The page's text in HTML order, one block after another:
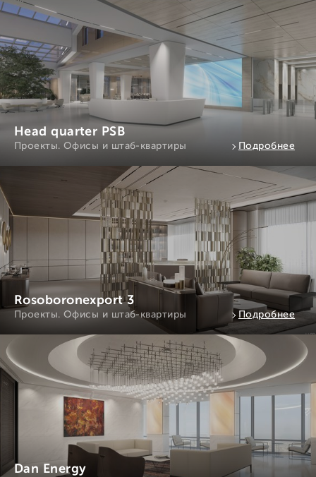
Head quarter PSB
Проекты. Офисы и штаб-квартиры Подробнее
Rosoboronexport 3
Проекты. Офисы и штаб-квартиры Подробнее
Dan Energy